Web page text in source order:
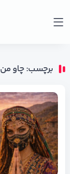
برچسب: چاو من